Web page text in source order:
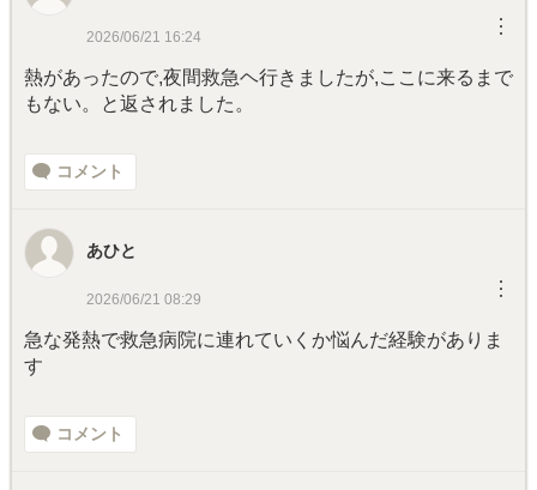
2026/06/21 16:24 ︙
熱があったので,夜間救急ヘ行きましたが,ここに来るまで
もない。と返されました。
コメント
あひと
2026/06/21 08:29 ︙
急な発熱で救急病院に連れていくか悩んだ経験がありま
す
コメント